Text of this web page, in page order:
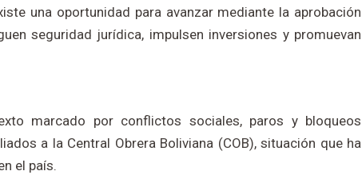
una oportunidad para avanzar mediante la aprobación
seguridad jurídica, impulsen inversiones y promuevan
marcado por conflictos sociales, paros y bloqueos
a la Central Obrera Boliviana (COB), situación que ha
el país.